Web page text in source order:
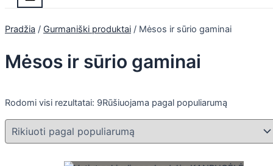
Pradžia / Gurmaniški produktai / Mėsos ir sūrio gaminai
Mėsos ir sūrio gaminai
Rodomi visi rezultatai: 9Rūšiuojama pagal populiarumą